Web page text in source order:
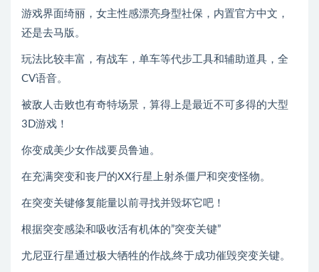
游戏界面绮丽，女主性感漂亮身型社保，内置官方中文，
还是去马版。
玩法比较丰富，有战车，单车等代步工具和辅助道具，全
CV语音。
被敌人击败也有奇特场景，算得上是最近不可多得的大型
3D游戏！
你变成美少女作战要员鲁迪。
在充满突变和丧尸的XX行星上射杀僵尸和突变怪物。
在突变关键修复能量以前寻找并毁坏它吧！
根据突变感染和吸收活有机体的”突变关键”
尤尼亚行星通过极大牺牲的作战,终于成功催毁突变关键。